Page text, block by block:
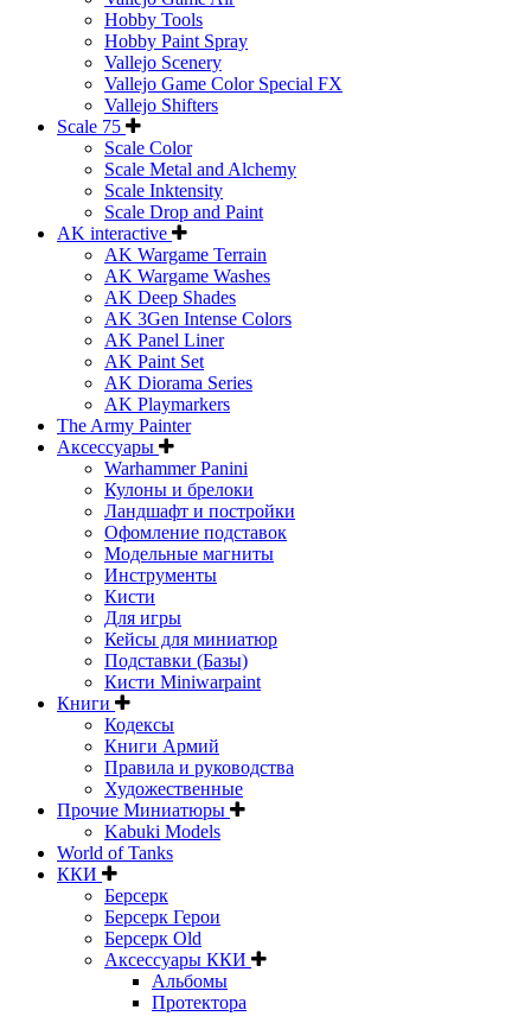
Hobby Tools
Hobby Paint Spray
Vallejo Scenery
Vallejo Game Color Special FX
Vallejo Shifters
Scale 75
Scale Color
Scale Metal and Alchemy
Scale Inktensity
Scale Drop and Paint
AK interactive
AK Wargame Terrain
AK Wargame Washes
AK Deep Shades
AK 3Gen Intense Colors
AK Panel Liner
AK Paint Set
AK Diorama Series
AK Playmarkers
The Army Painter
Аксессуары
Warhammer Panini
Кулоны и брелоки
Ландшафт и постройки
Офомление подставок
Модельные магниты
Инструменты
Кисти
Для игры
Кейсы для миниатюр
Подставки (Базы)
Кисти Miniwarpaint
Книги
Кодексы
Книги Армий
Правила и руководства
Художественные
Прочие Миниатюры
Kabuki Models
World of Tanks
ККИ
Берсерк
Берсерк Герои
Берсерк Old
Аксессуары ККИ
Альбомы
Протектора